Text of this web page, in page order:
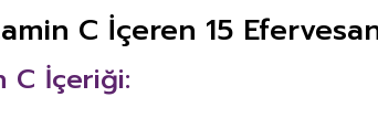
C İçeren 15
C İçeriği: